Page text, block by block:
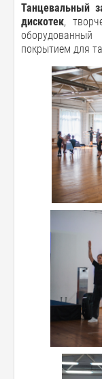
Танцевальный
дискотек,
покрытием для